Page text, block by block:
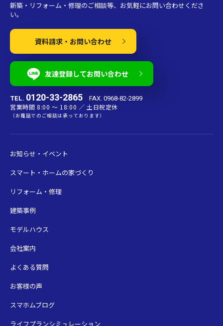
新築・リフォーム・修理のご相談等、お気軽にお問い合わせくださ
い。
資料請求・お問い合わせ
友達登録してお問い合わせ
TEL. 0120-33-2865 FAX. 0968-82-2899
営業時間 8:00 〜 18:00 ／ 土日祝定休
（お電話でのご相談は承っております）
お知らせ・イベント
スマート・ホームの家づくり
リフォーム・修理
建築事例
モデルハウス
会社案内
よくある質問
お客様の声
スマホムブログ
ライフプランシミュレーション